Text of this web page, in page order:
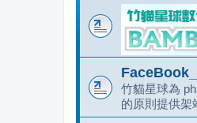
竹貓星球為
的原則提供架